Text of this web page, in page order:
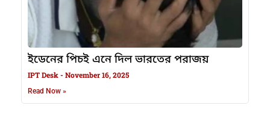
ইডেনের পিচই এনে দিল ভারতের পরাজয়
IPT Desk November 16, 2025
Read Now »